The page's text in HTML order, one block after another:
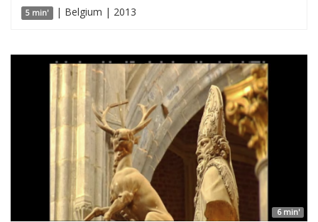
5 min' | Belgium | 2013
6 min'